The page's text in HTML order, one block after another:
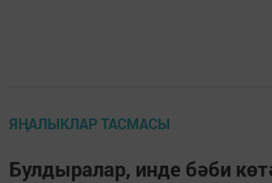
ЯҢАЛЫКЛАР ТАСМАСЫ
Булдыралар, инде бәби